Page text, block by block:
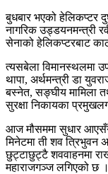
बुधबार भएको हेलिकप्टर
नागरिक उड्डयनमन्त्री
सेनाको हेलिकप्टरबाट
त्यसबेला विमानस्थलमा
थापा, अर्थमन्त्री डा
बस्नेत, सङ्घीय मामिला
सुरक्षा निकायका
आज मौसममा सुधार आएसँगै
मिनेटमा ती शव त्रिभुवन
छुट्टाछुट्टै शववाहनमा
महाराजगञ्ज लगिएको छ ।